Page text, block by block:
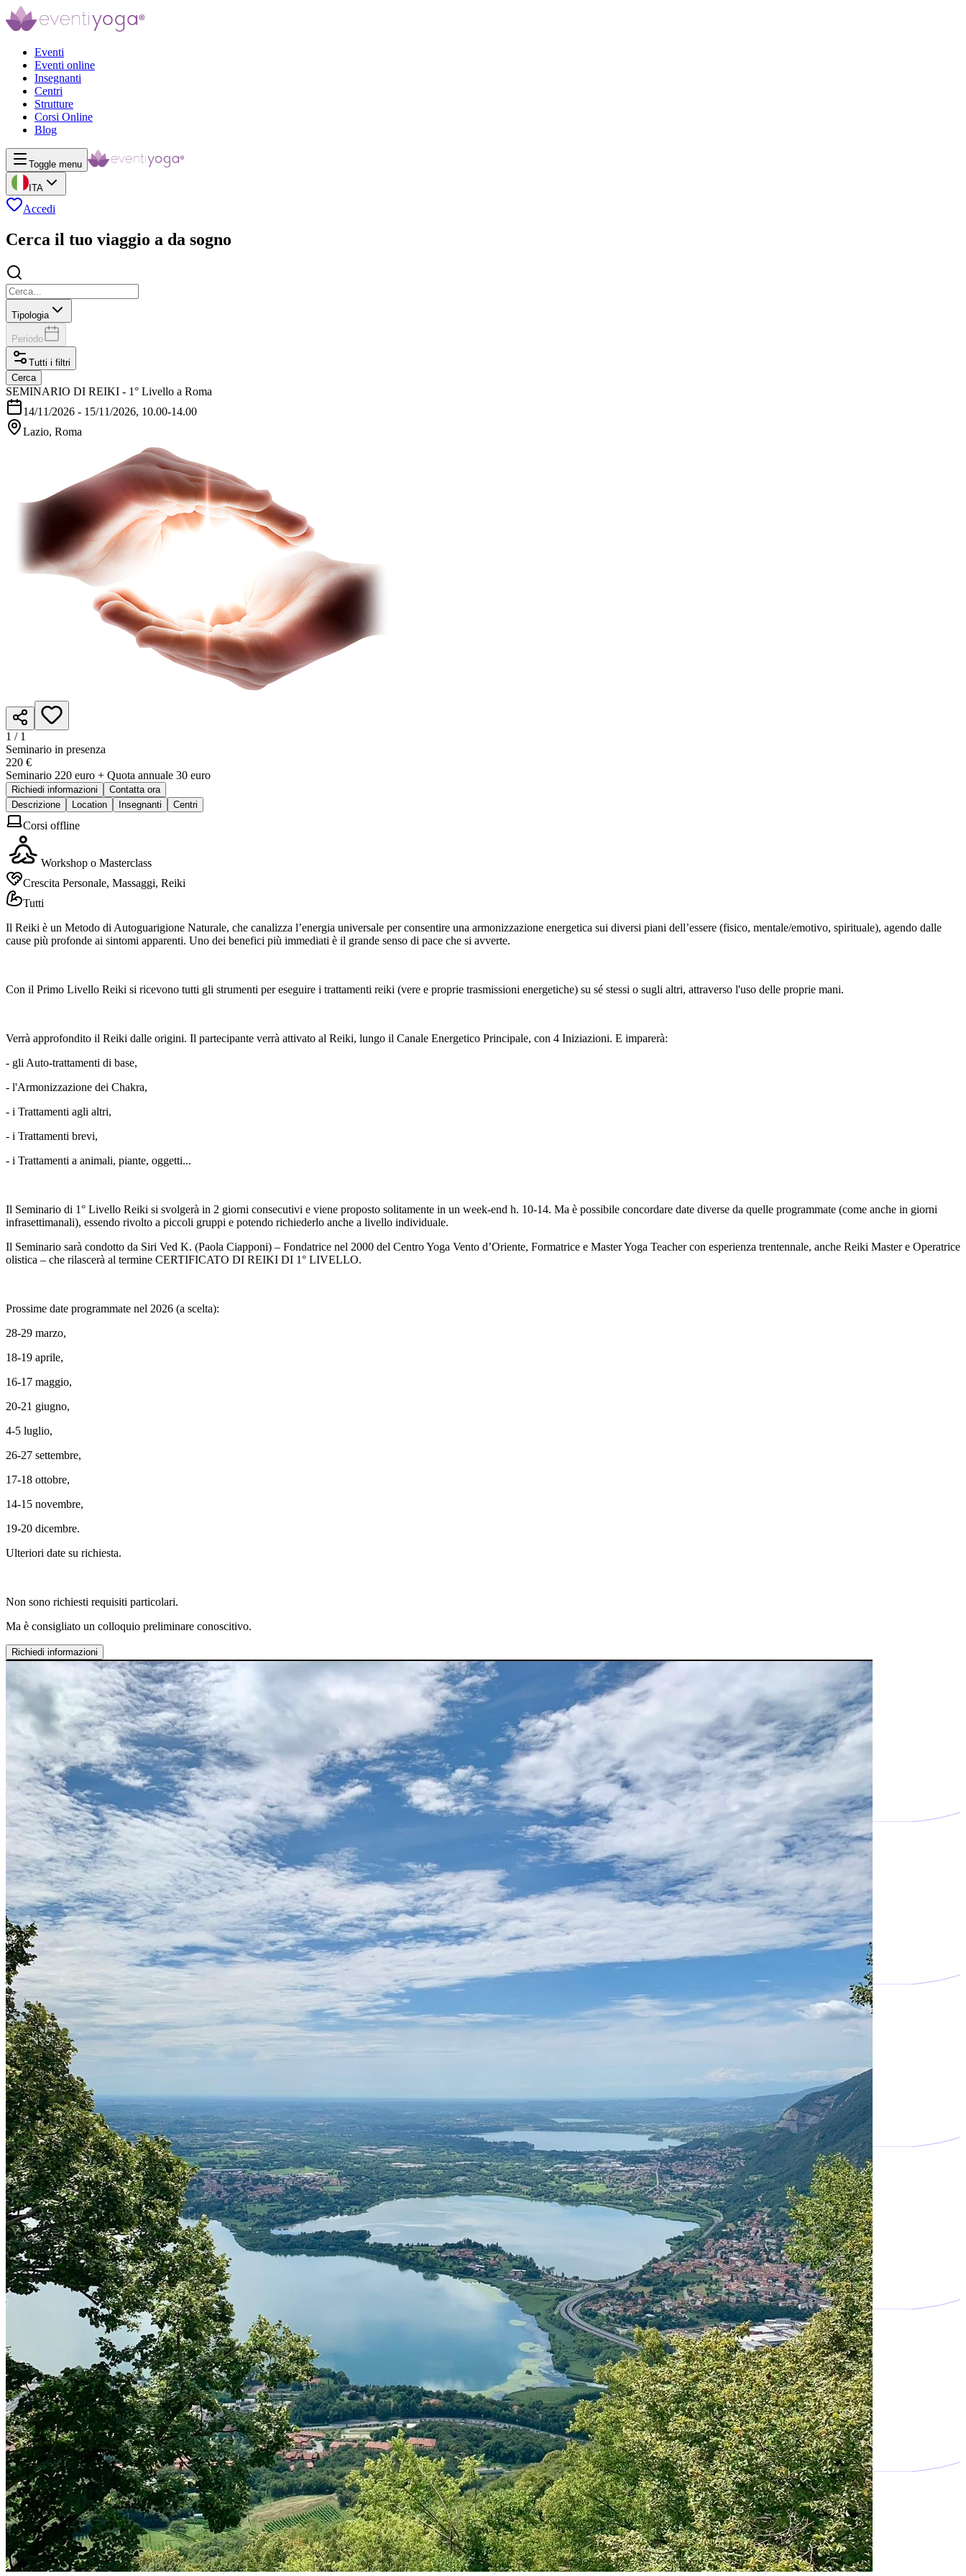
Eventi
Eventi online
Insegnanti
Centri
Strutture
Corsi Online
Blog
Toggle menu
ITA
Accedi
Cerca il tuo viaggio a da sogno
Tipologia
Periodo
Tutti i filtri
Cerca
SEMINARIO DI REIKI - 1° Livello a Roma
14/11/2026 - 15/11/2026, 10.00-14.00
Lazio, Roma
1 / 1
Seminario in presenza
220 €
Seminario 220 euro + Quota annuale 30 euro
Richiedi informazioni
Contatta ora
Descrizione
Location Insegnanti Centri
Corsi offline
Workshop o Masterclass
Crescita Personale, Massaggi, Reiki
Tutti
Il Reiki è un Metodo di Autoguarigione Naturale, che canalizza l’energia universale per consentire una armonizzazione energetica sui diversi piani dell’essere (fisico, mentale/emotivo, spirituale), agendo dalle
cause più profonde ai sintomi apparenti. Uno dei benefici più immediati è il grande senso di pace che si avverte.
Con il Primo Livello Reiki si ricevono tutti gli strumenti per eseguire i trattamenti reiki (vere e proprie trasmissioni energetiche) su sé stessi o sugli altri, attraverso l'uso delle proprie mani.
Verrà approfondito il Reiki dalle origini. Il partecipante verrà attivato al Reiki, lungo il Canale Energetico Principale, con 4 Iniziazioni. E imparerà:
- gli Auto-trattamenti di base,
- l'Armonizzazione dei Chakra,
- i Trattamenti agli altri,
- i Trattamenti brevi,
- i Trattamenti a animali, piante, oggetti...
Il Seminario di 1° Livello Reiki si svolgerà in 2 giorni consecutivi e viene proposto solitamente in un week-end h. 10-14. Ma è possibile concordare date diverse da quelle programmate (come anche in giorni
infrasettimanali), essendo rivolto a piccoli gruppi e potendo richiederlo anche a livello individuale.
Il Seminario sarà condotto da Siri Ved K. (Paola Ciapponi) – Fondatrice nel 2000 del Centro Yoga Vento d’Oriente, Formatrice e Master Yoga Teacher con esperienza trentennale, anche Reiki Master e Operatrice
olistica – che rilascerà al termine CERTIFICATO DI REIKI DI 1° LIVELLO.
Prossime date programmate nel 2026 (a scelta):
28-29 marzo,
18-19 aprile,
16-17 maggio,
20-21 giugno,
4-5 luglio,
26-27 settembre,
17-18 ottobre,
14-15 novembre,
19-20 dicembre.
Ulteriori date su richiesta.
Non sono richiesti requisiti particolari.
Ma è consigliato un colloquio preliminare conoscitivo.
Richiedi informazioni